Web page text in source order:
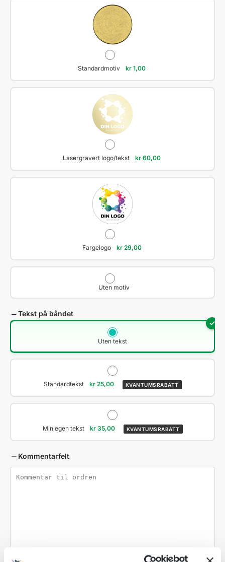
Standardmotiv kr 1,00
Lasergravert logo/tekst kr 60,00
Fargelogo kr29,00
Uten motiv
Tekst på båndet
Uten tekst
Standardtekst kr25,00 KVANTUMSRABATT
Min egen tekst kr35,00 KVANTUMSRABATT
Kommentarfelt